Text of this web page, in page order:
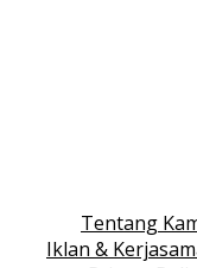
Tentang
Iklan &